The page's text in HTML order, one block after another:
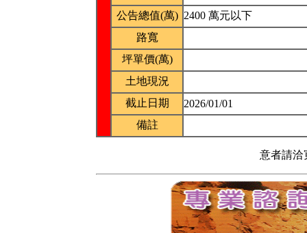
公告總值(萬) 2400 萬元以下
路寬
坪單價(萬)
土地現況
截止日期
2026/01/01
備註
意者請洽